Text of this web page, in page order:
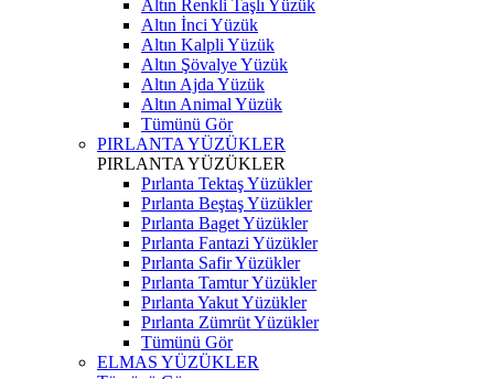
Altın Renkli Taşlı Yüzük
Altın İnci Yüzük
Altın Kalpli Yüzük
Altın Şövalye Yüzük
Altın Ajda Yüzük
Altın Animal Yüzük
Tümünü Gör
PIRLANTA YÜZÜKLER
PIRLANTA YÜZÜKLER
Pırlanta Tektaş Yüzükler
Pırlanta Beştaş Yüzükler
Pırlanta Baget Yüzükler
Pırlanta Fantazi Yüzükler
Pırlanta Safir Yüzükler
Pırlanta Tamtur Yüzükler
Pırlanta Yakut Yüzükler
Pırlanta Zümrüt Yüzükler
Tümünü Gör
ELMAS YÜZÜKLER